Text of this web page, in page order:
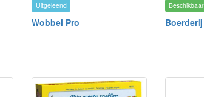
Uitgeleend
Wobbel Pro
Beschikbaar